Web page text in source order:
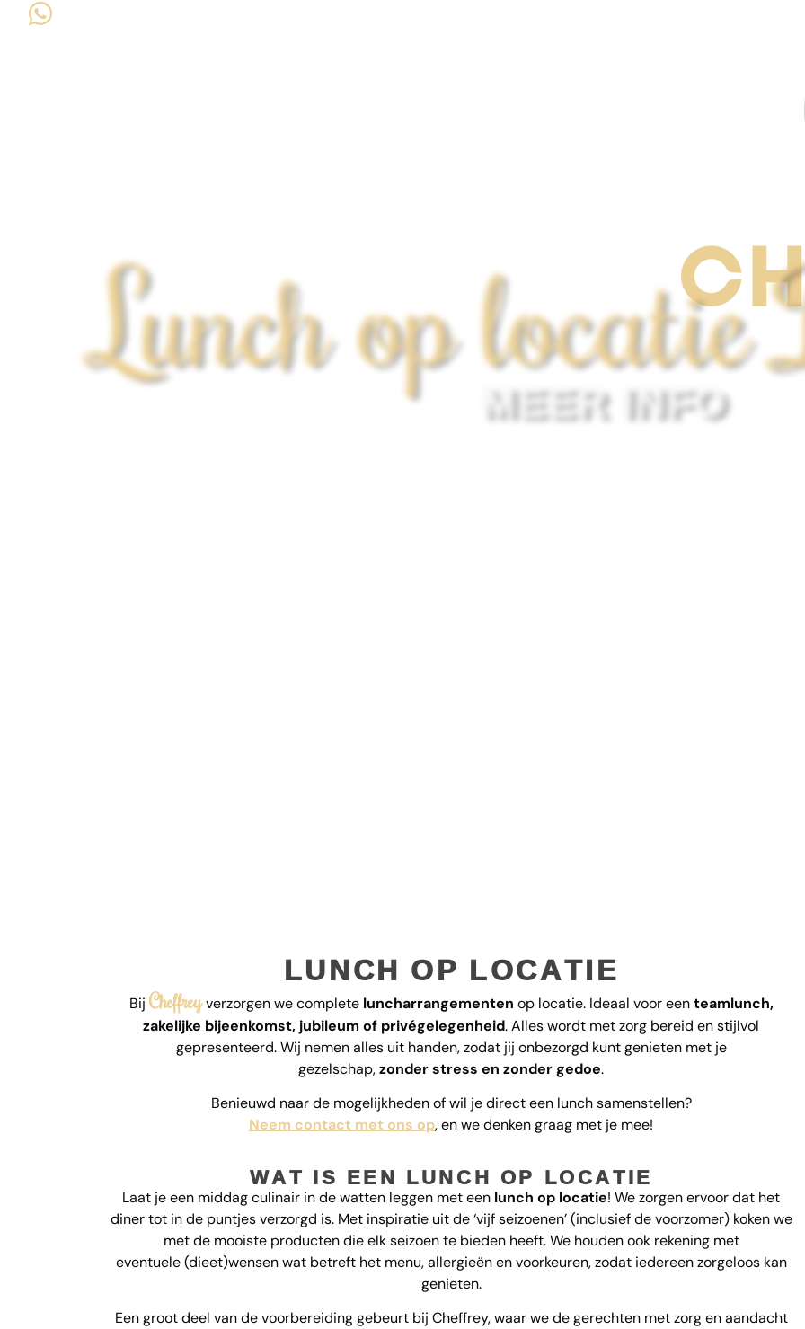
Lunch op
MEER INFO
LUNCH OP LOCATIE
Bij Cheffreyverzorgen we complete luncharrangementen op locatie. Ideaal voor eenteamlunch,
zakelijke bijeenkomst, jubileum of privégelegenheid. Alles wordt met zorg bereid en stijlvol
gepresenteerd. Wij nemen alles uit handen, zodat jij onbezorgd kunt genieten met je
gezelschap,zonder stress en zonder gedoe.
Benieuwd naar de mogelijkheden of wil je direct een lunch samenstellen?
Neem contact met ons op, en we denken graag met je mee!
WAT IS EEN LUNCH OP LOCATIE
Laat je een middag culinair in de watten leggen met een lunch op locatie! We zorgen ervoor dat het
diner tot in de puntjes verzorgd is. Met inspiratie uit de ‘vijf seizoenen’ (inclusief de voorzomer) koken we
met de mooiste producten die elk seizoen te bieden heeft. We houden ook rekening met
eventuele (dieet)wensen wat betreft het menu, allergieën en voorkeuren, zodat iedereen zorgeloos kan
genieten.
Een groot deel van de voorbereiding gebeurt bij Cheffrey, waar we de gerechten met zorg en aandacht